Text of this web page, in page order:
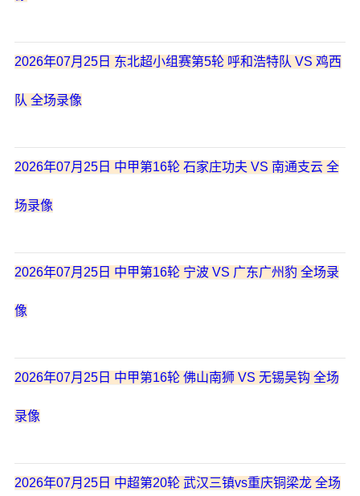
2026年07月25日 东北超小组赛第5轮 呼和浩特队 VS 鸡西
队 全场录像
2026年07月25日 中甲第16轮 石家庄功夫 VS 南通支云 全
场录像
2026年07月25日 中甲第16轮 宁波 VS 广东广州豹 全场录
像
2026年07月25日 中甲第16轮 佛山南狮 VS 无锡吴钩 全场
录像
2026年07月25日 中超第20轮 武汉三镇vs重庆铜梁龙 全场